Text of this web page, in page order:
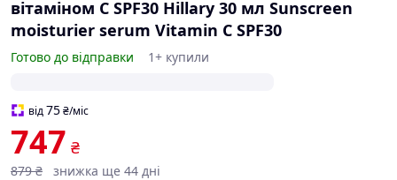
вітаміном С SPF30 Hillary 30 мл Sunscreen
moisturier serum Vitamin C SPF30
Готово до відправки 1+ купили
від75₴/міс
747 ₴
879 ₴ знижка ще 44 дні